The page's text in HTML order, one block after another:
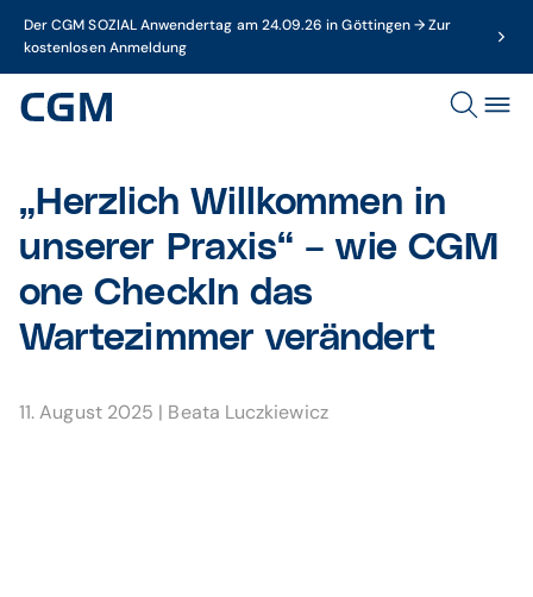
Der CGM SOZIAL Anwendertag am 24.09.26 in Göttingen → Zur
kostenlosen Anmeldung
„Herzlich Willkommen in
unserer Praxis“ – wie CGM
one CheckIn das
Wartezimmer verändert
11. August 2025 | Beata Luczkiewicz